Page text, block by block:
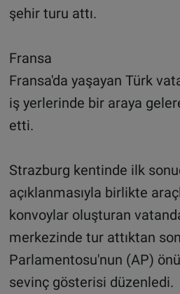
şehir turu attı.
Fransa
Fransa'da yaşayan Türk
iş yerlerinde bir araya
etti.
Strazburg kentinde ilk
açıklanmasıyla birlikte
konvoylar oluşturan
merkezinde tur attıktan
Parlamentosu'nun (AP)
sevinç gösterisi düzenledi.